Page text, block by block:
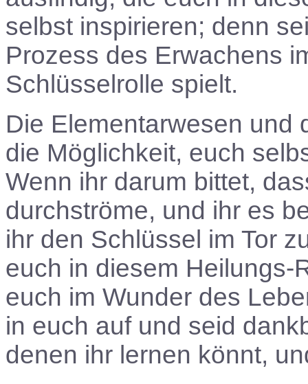
selbst inspirieren; denn
Prozess des Erwachens
Schlüsselrolle spielt.
Die Elementarwesen und
die Möglichkeit, euch
Wenn ihr darum bittet,
durchströme, und ihr es
ihr den Schlüssel im Tor
euch in diesem Heilungs-
euch im Wunder des
in euch auf und seid
denen ihr lernen könnt,